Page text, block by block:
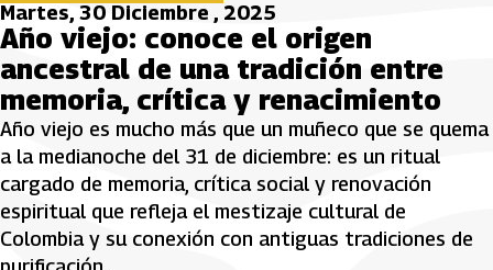
Martes, 30 Diciembre , 2025
Año viejo: conoce el origen
ancestral de una tradición entre
memoria, crítica y renacimiento
Año viejo es mucho más que un muñeco que se quema
a la medianoche del 31 de diciembre: es un ritual
cargado de memoria, crítica social y renovación
espiritual que refleja el mestizaje cultural de
Colombia y su conexión con antiguas tradiciones de